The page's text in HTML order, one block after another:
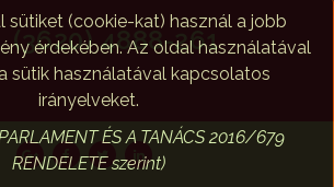
(3620) 4888-261
sütiket (cookie-kat) használ a jobb
érdekében. Az oldal használatával
sütik használatával kapcsolatos
irányelveket.
ÉS A TANÁCS 2016/679
RENDELETE szerint)